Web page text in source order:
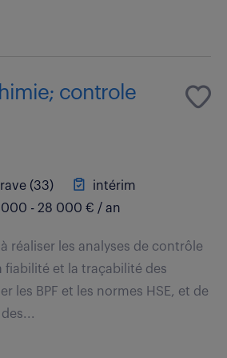
controle
(33)
intérim
000 - 28 000 € / an
réaliser les analyses de contrôle
fiabilité et la traçabilité des
les BPF et les normes HSE, et de